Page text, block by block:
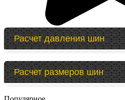
Расчет давления шин
Расчет размеров шин